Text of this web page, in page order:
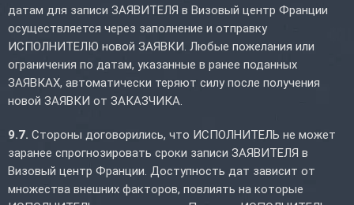
датам для записи ЗАЯВИТЕЛЯ в Визовый центр Франции
осуществляется через заполнение и отправку
ИСПОЛНИТЕЛЮ новой ЗАЯВКИ. Любые пожелания или
ограничения по датам, указанные в ранее поданных
ЗАЯВКАХ, автоматически теряют силу после получения
новой ЗАЯВКИ от ЗАКАЗЧИКА.
9.7. Стороны договорились, что ИСПОЛНИТЕЛЬ не может
заранее спрогнозировать сроки записи ЗАЯВИТЕЛЯ в
Визовый центр Франции. Доступность дат зависит от
множества внешних факторов, повлиять на которые